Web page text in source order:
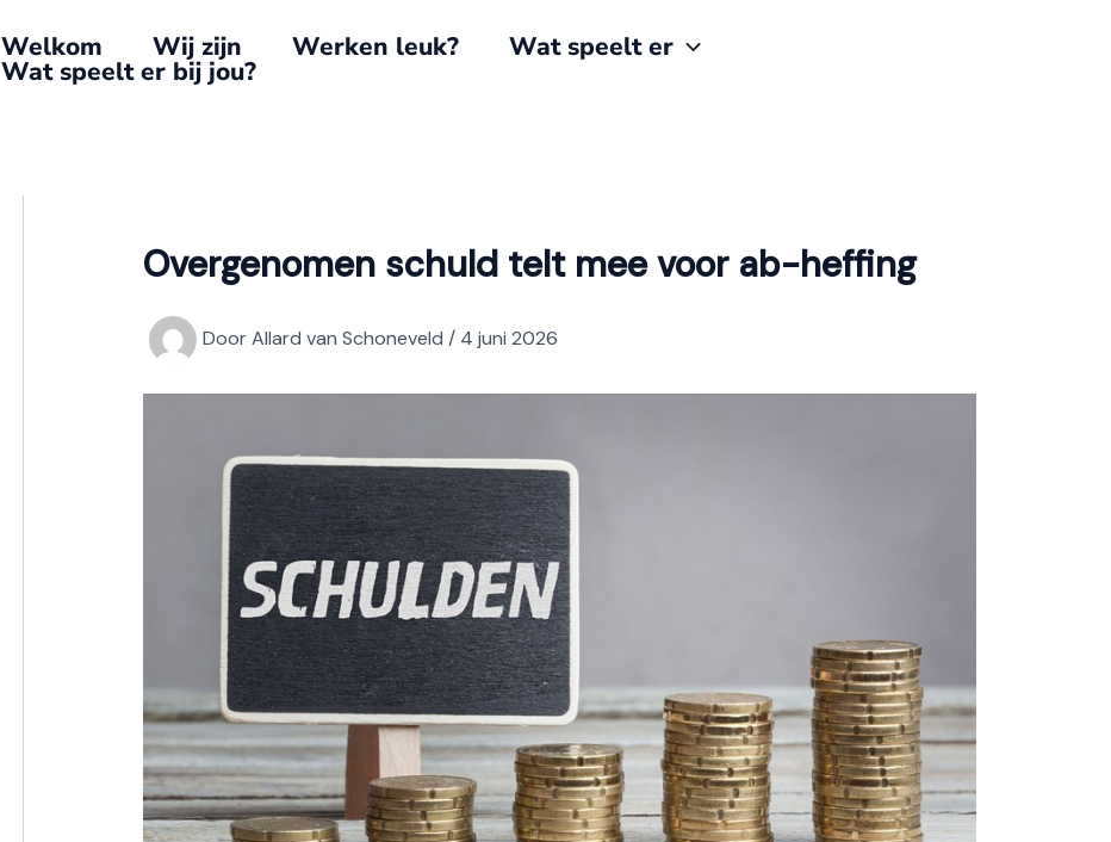
Welkom Wij zijn Werken leuk? Wat speelt er
Wat speelt er bij jou?
Overgenomen schuld telt mee voor ab-heffing
DoorAllard van Schoneveld / 4 juni 2026